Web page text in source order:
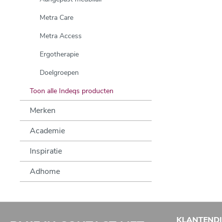
Metra Care
Metra Access
Ergotherapie
Doelgroepen
Toon alle Indeqs producten
Merken
Academie
Inspiratie
Adhome